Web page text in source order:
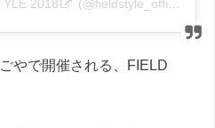
2018 (@fieldstyle_official) on
やで開催される、FIELD